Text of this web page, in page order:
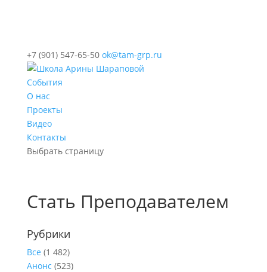
+7 (901) 547-65-50 ok@tam-grp.ru
События
О нас
Проекты
Видео
Контакты
Выбрать страницу
Стать Преподавателем
Рубрики
Все (1 482)
Анонс (523)